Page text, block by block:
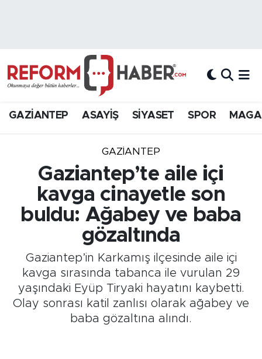
GAZİANTEP ASAYİŞ SİYASET SPOR
GAZIANTEP
Gaziantep’te aile içi
kavga cinayetle son
buldu: Ağabey ve baba
gözaltında
Gaziantep’in Karkamış ilçesinde aile içi
kavga sırasında tabanca ile vurulan 29
yaşındaki Eyüp Tiryaki hayatını kaybetti.
Olay sonrası katil zanlısı olarak ağabey ve
baba gözaltına alındı.
Hava Durumu
Süper Lig Puan Durumu ve Fikstür
Tüm Manşetler
Son Dakika Haberleri
Haber Arşivi